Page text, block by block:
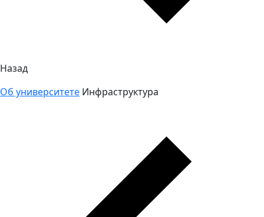
Назад
Об университете Инфраструктура